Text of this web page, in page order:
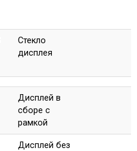
Стекло
дисплея
Дисплей в
сборе с
рамкой
Дисплей без